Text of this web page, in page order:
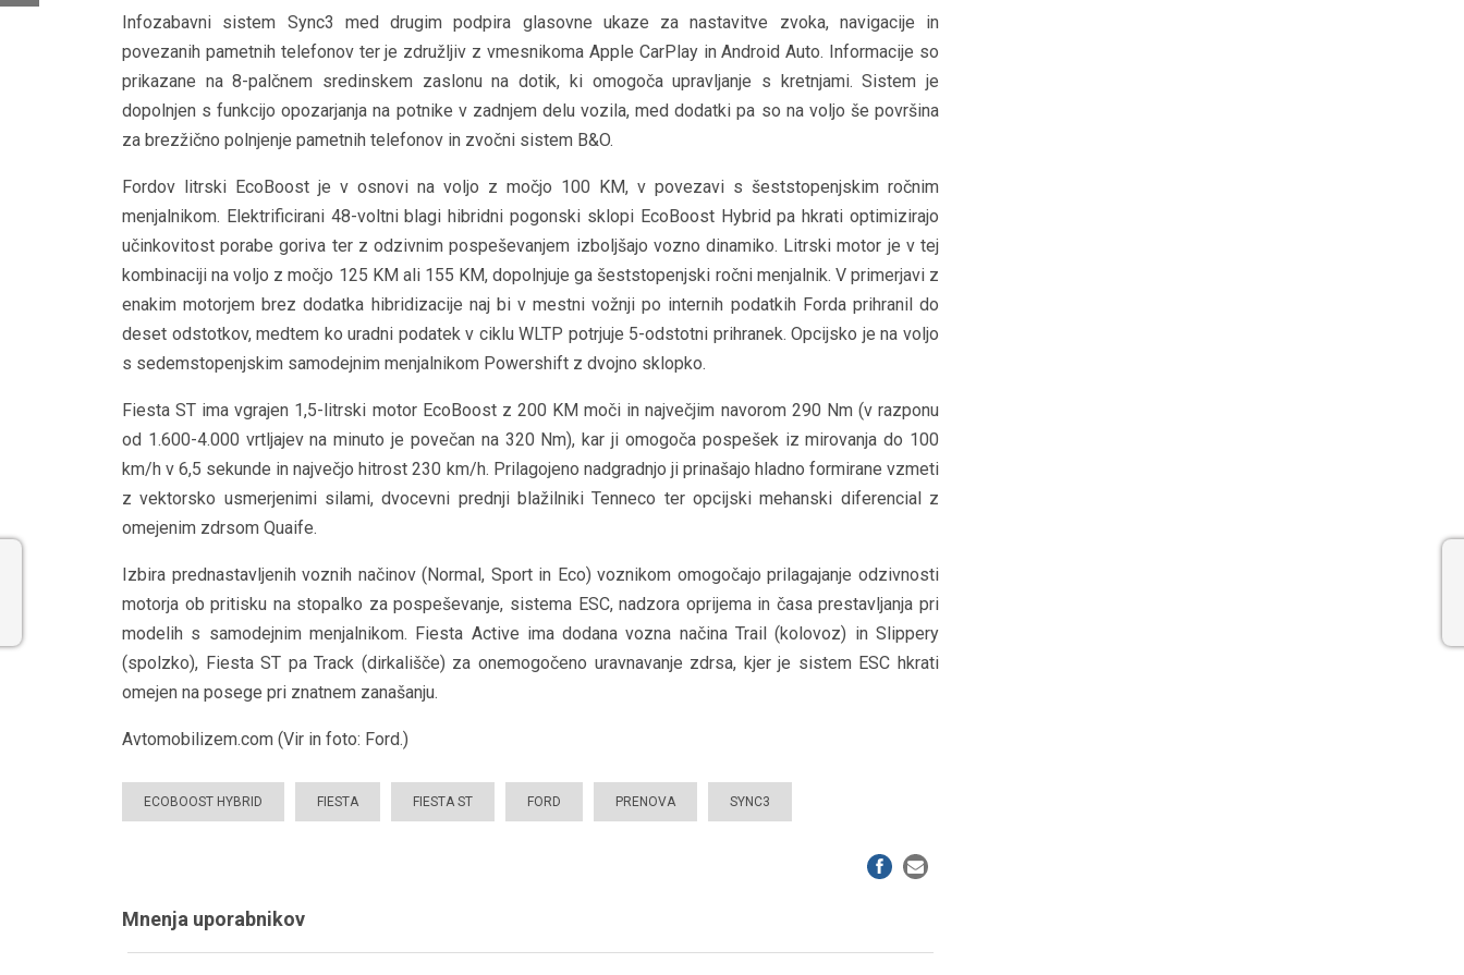
Infozabavni sistem Sync3 med drugim podpira glasovne ukaze za nastavitve zvoka, navigacije in
povezanih pametnih telefonov ter je združljiv z vmesnikoma Apple CarPlay in Android Auto. Informacije so
prikazane na 8-palčnem sredinskem zaslonu na dotik, ki omogoča upravljanje s kretnjami. Sistem je
dopolnjen s funkcijo opozarjanja na potnike v zadnjem delu vozila, med dodatki pa so na voljo še površina
za brezžično polnjenje pametnih telefonov in zvočni sistem B&O.
Fordov litrski EcoBoost je v osnovi na voljo z močjo 100 KM, v povezavi s šeststopenjskim ročnim
menjalnikom. Elektrificirani 48-voltni blagi hibridni pogonski sklopi EcoBoost Hybrid pa hkrati optimizirajo
učinkovitost porabe goriva ter z odzivnim pospeševanjem izboljšajo vozno dinamiko. Litrski motor je v tej
kombinaciji na voljo z močjo 125 KM ali 155 KM, dopolnjuje ga šeststopenjski ročni menjalnik. V primerjavi z
enakim motorjem brez dodatka hibridizacije naj bi v mestni vožnji po internih podatkih Forda prihranil do
deset odstotkov, medtem ko uradni podatek v ciklu WLTP potrjuje 5-odstotni prihranek. Opcijsko je na voljo
s sedemstopenjskim samodejnim menjalnikom Powershift z dvojno sklopko.
Fiesta ST ima vgrajen 1,5-litrski motor EcoBoost z 200 KM moči in največjim navorom 290 Nm (v razponu
od 1.600-4.000 vrtljajev na minuto je povečan na 320 Nm), kar ji omogoča pospešek iz mirovanja do 100
km/h v 6,5 sekunde in največjo hitrost 230 km/h. Prilagojeno nadgradnjo ji prinašajo hladno formirane vzmeti
z vektorsko usmerjenimi silami, dvocevni prednji blažilniki Tenneco ter opcijski mehanski diferencial z
omejenim zdrsom Quaife.
Izbira prednastavljenih voznih načinov (Normal, Sport in Eco) voznikom omogočajo prilagajanje odzivnosti
motorja ob pritisku na stopalko za pospeševanje, sistema ESC, nadzora oprijema in časa prestavljanja pri
modelih s samodejnim menjalnikom. Fiesta Active ima dodana vozna načina Trail (kolovoz) in Slippery
(spolzko), Fiesta ST pa Track (dirkališče) za onemogočeno uravnavanje zdrsa, kjer je sistem ESC hkrati
omejen na posege pri znatnem zanašanju.
Avtomobilizem.com (Vir in foto: Ford.)
ECOBOOST HYBRID FIESTA FIESTA ST FORD PRENOVA SYNC3
Mnenja uporabnikov